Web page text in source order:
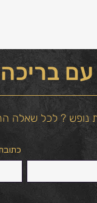
בריכה
? לכל שאלה התקשרו